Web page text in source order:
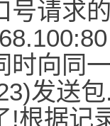
号请求
时向同
发送包.
!根据记